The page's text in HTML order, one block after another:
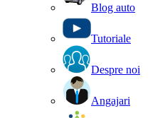
Blog auto
Tutoriale
Despre noi
Angajari